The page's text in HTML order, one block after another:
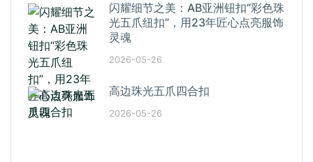
闪耀细节之美：AB亚洲钮扣“彩色珠
光五爪纽扣”，用23年匠心点亮服饰
灵魂
2026-05-26
高边珠光五爪四合扣
2026-05-26